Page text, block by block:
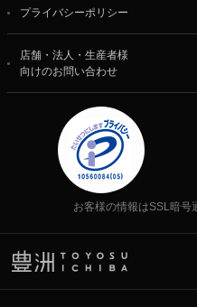
プライバシーポリシー
店舗・法人・生産者様
向けのお問い合わせ
お客様の情報はSSL暗号